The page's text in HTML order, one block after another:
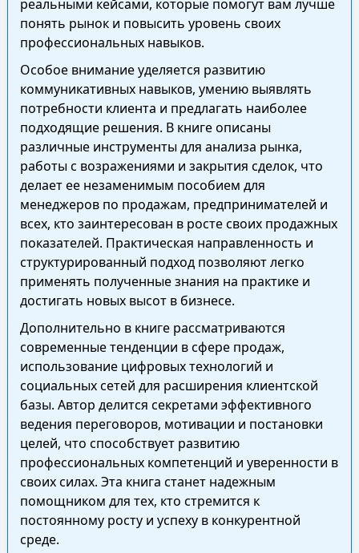
реальными кейсами, которые помогут вам лучше
понять рынок и повысить уровень своих
профессиональных навыков.
Особое внимание уделяется развитию
коммуникативных навыков, умению выявлять
потребности клиента и предлагать наиболее
подходящие решения. В книге описаны
различные инструменты для анализа рынка,
работы с возражениями и закрытия сделок, что
делает ее незаменимым пособием для
менеджеров по продажам, предпринимателей и
всех, кто заинтересован в росте своих продажных
показателей. Практическая направленность и
структурированный подход позволяют легко
применять полученные знания на практике и
достигать новых высот в бизнесе.
Дополнительно в книге рассматриваются
современные тенденции в сфере продаж,
использование цифровых технологий и
социальных сетей для расширения клиентской
базы. Автор делится секретами эффективного
ведения переговоров, мотивации и постановки
целей, что способствует развитию
профессиональных компетенций и уверенности в
своих силах. Эта книга станет надежным
помощником для тех, кто стремится к
постоянному росту и успеху в конкурентной
среде.